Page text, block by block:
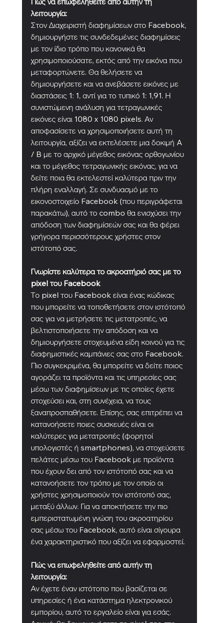
λειτουργία:
Στον Διαχειριστή διαφημίσεων στο Facebook,
δημιουργήστε τις συνδεδεμένες διαφημίσεις
με τον ίδιο τρόπο που κανονικά θα
χρησιμοποιούσατε, εκτός από την εικόνα που
μεταφορτώνετε. Θα θελήσετε να
δημιουργήσετε και να ανεβάσετε εικόνες με
διαστάσεις 1: 1, αντί για το τυπικό 1: 1,91. Η
συνιστώμενη ανάλυση για τετραγωνικές
εικόνες είναι 1080 x 1080 pixels. Αν
αποφασίσετε να χρησιμοποιήσετε αυτή τη
λειτουργία, αξίζει να εκτελέσετε μια δοκιμή A
/ B με το αρχικό μέγεθος εικόνας ορθογωνίου
και το μέγεθος τετραγωνικής εικόνας, για να
δείτε ποια θα εκτελεστεί καλύτερα πριν την
πλήρη εναλλαγή. Σε συνδυασμό με το
εικονοστοιχείο Facebook (που περιγράφεται
παρακάτω), αυτό το combo θα ενισχύσει την
απόδοση των διαφημίσεών σας και θα φέρει
γρήγορα περισσότερους χρήστες στον
ιστότοπό σας.
Γνωρίστε καλύτερα το ακροατήριό σας με το
pixel του Facebook
Το pixel του Facebook είναι ένας κώδικας
που μπορείτε να τοποθετήσετε στον ιστότοπό
σας για να μετρήσετε τις μετατροπές, να
βελτιστοποιήσετε την απόδοση και να
δημιουργήσετε στοχευμένα είδη κοινού για τις
διαφημιστικές καμπάνιες σας στο Facebook.
Πιο συγκεκριμένα, θα μπορείτε να δείτε ποιος
αγοράζει τα προϊόντα και τις υπηρεσίες σας
μέσω των διαφημίσεων με τις οποίες έχετε
στοχεύσει και, στη συνέχεια, να τους
ξαναπροσπαθήσετε. Επίσης, σας επιτρέπει να
κατανοήσετε ποιες συσκευές είναι οι
καλύτερες για μετατροπές (φορητοί
υπολογιστές ή smartphones), να στοχεύσετε
πελάτες μέσω του Facebook με προϊόντα
που έχουν δει από τον ιστότοπό σας και να
κατανοήσετε τον τρόπο με τον οποίο οι
χρήστες χρησιμοποιούν τον ιστότοπό σας,
μεταξύ άλλων. Για να αποκτήσετε την πιο
εμπεριστατωμένη γνώση του ακροατηρίου
σας μέσω του Facebook, αυτό είναι σίγουρα
ένα χαρακτηριστικό που αξίζει να εφαρμοστεί.
Πώς να επωφεληθείτε από αυτήν τη
λειτουργία:
Αν έχετε έναν ιστότοπο που βασίζεται σε
υπηρεσίες ή ένα κατάστημα ηλεκτρονικού
εμπορίου, αυτό το εργαλείο είναι για εσάς.